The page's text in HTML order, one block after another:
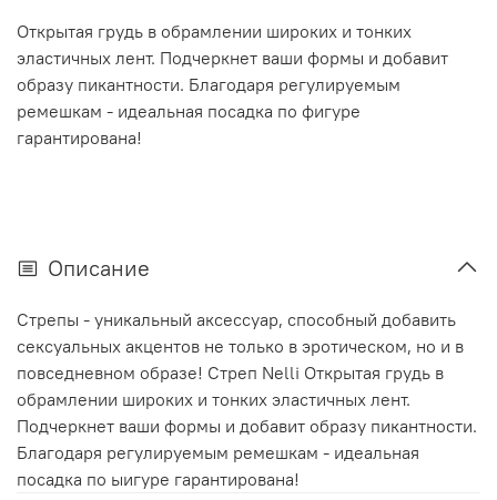
Открытая грудь в обрамлении широких и тонких
эластичных лент. Подчеркнет ваши формы и добавит
образу пикантности. Благодаря регулируемым
ремешкам - идеальная посадка по фигуре
гарантирована!
Описание
Стрепы - уникальный аксессуар, способный добавить
сексуальных акцентов не только в эротическом, но и в
повседневном образе! Стреп Nelli Открытая грудь в
обрамлении широких и тонких эластичных лент.
Подчеркнет ваши формы и добавит образу пикантности.
Благодаря регулируемым ремешкам - идеальная
посадка по ыигуре гарантирована!